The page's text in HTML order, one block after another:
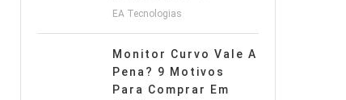
EA Tecnologias
Monitor Curvo Vale A
Pena? 9 Motivos
Para Comprar Em